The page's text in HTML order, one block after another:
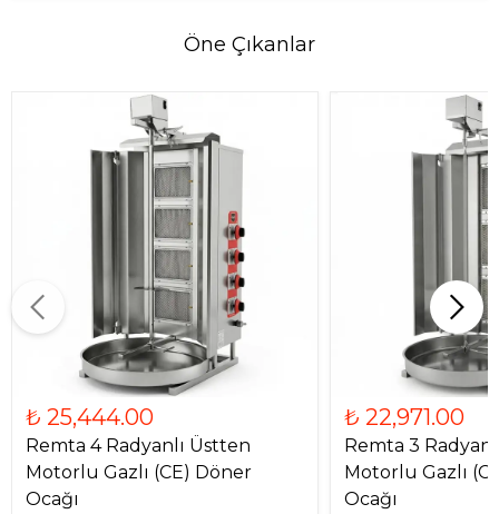
Öne Çıkanlar
₺ 25,444.00
Remta 4 Radyanlı Üstten
Motorlu Gazlı (CE) Döner
Ocağı
₺ 22,971.00
Remta 3
Motorlu Gazlı
Ocağı